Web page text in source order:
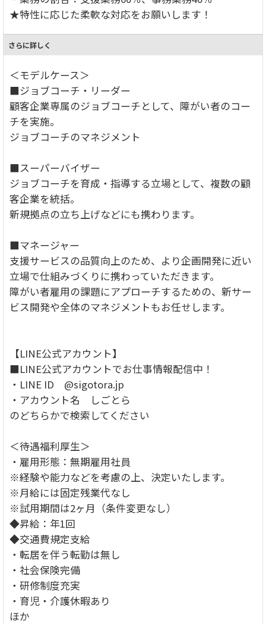
★特性に応じた柔軟な対応をお願いします！
さらに詳しく
＜モデルケース＞
■ジョブコーチ・リーダー
顧客企業専属のジョブコーチとして、障がい者のコー
チを実施。
ジョブコーチのマネジメント
■スーパーバイザー
ジョブコーチを育成・指導する立場として、複数の顧
客企業を統括。
新規拠点の立ち上げなどにも携わります。
■マネージャー
支援サービスの品質向上のため、より企画開発に近い
立場で仕組みづくりに携わっていただきます。
障がい者雇用の課題にアプローチするための、新サー
ビス開発や全体のマネジメントもお任せします。
【LINE公式アカウント】
■LINE公式アカウントでお仕事情報配信中！
・LINE ID @sigotora.jp
・アカウント名 しごとら
のどちらかで検索してください
＜待遇福利厚生＞
・雇用形態：無期雇用社員
※経験や能力などを考慮の上、決定いたします。
※月給には固定残業代なし
※試用期間は2ヶ月（条件変更なし）
◆昇給：年1回
◆交通費規定支給
・転居を伴う転勤は無し
・社会保険完備
・研修制度充実
・育児・介護休暇あり
ほか